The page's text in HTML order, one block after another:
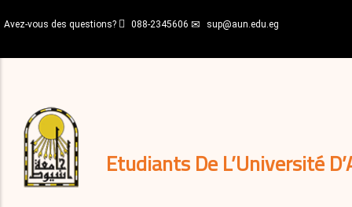
au
principal
Avez-vous des questions? 088-2345606 sup@aun.edu.eg
Etudiants De L’Université
décisions
Expatriés
Journal